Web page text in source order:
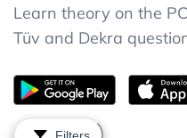
Filters
Learn theory on the PC
Tüv and Dekra